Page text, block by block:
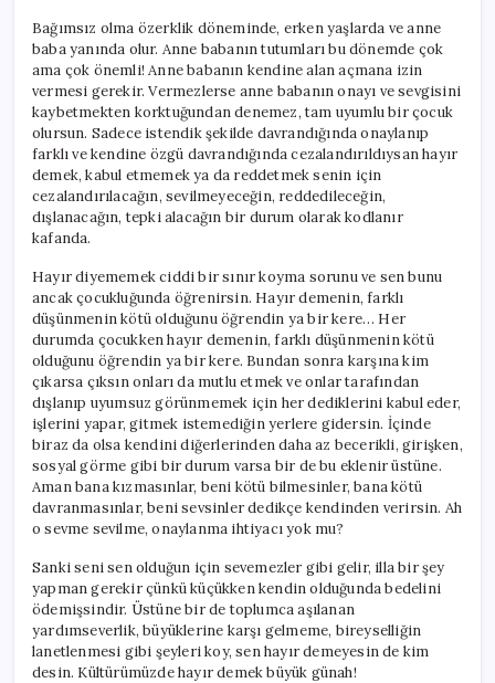
Bağımsız olma özerklik döneminde, erken yaşlarda ve anne
baba yanında olur. Anne babanın tutumları bu dönemde çok
ama çok önemli! Anne babanın kendine alan açmana izin
vermesi gerekir. Vermezlerse anne babanın onayı ve sevgisini
kaybetmekten korktuğundan denemez, tam uyumlu bir çocuk
olursun. Sadece istendik şekilde davrandığında onaylanıp
farklı ve kendine özgü davrandığında cezalandırıldıysan hayır
demek, kabul etmemek ya da reddetmek senin için
cezalandırılacağın, sevilmeyeceğin, reddedileceğin,
dışlanacağın, tepki alacağın bir durum olarak kodlanır
kafanda.
Hayır diyememek ciddi bir sınır koyma sorunu ve sen bunu
ancak çocukluğunda öğrenirsin. Hayır demenin, farklı
düşünmenin kötü olduğunu öğrendin ya bir kere… Her
durumda çocukken hayır demenin, farklı düşünmenin kötü
olduğunu öğrendin ya bir kere. Bundan sonra karşına kim
çıkarsa çıksın onları da mutlu etmek ve onlar tarafından
dışlanıp uyumsuz görünmemek için her dediklerini kabul eder,
işlerini yapar, gitmek istemediğin yerlere gidersin. İçinde
biraz da olsa kendini diğerlerinden daha az becerikli, girişken,
sosyal görme gibi bir durum varsa bir de bu eklenir üstüne.
Aman bana kızmasınlar, beni kötü bilmesinler, bana kötü
davranmasınlar, beni sevsinler dedikçe kendinden verirsin. Ah
o sevme sevilme, onaylanma ihtiyacı yok mu?
Sanki seni sen olduğun için sevemezler gibi gelir, illa bir şey
yapman gerekir çünkü küçükken kendin olduğunda bedelini
ödemişsindir. Üstüne bir de toplumca aşılanan
yardımseverlik, büyüklerine karşı gelmeme, bireyselliğin
lanetlenmesi gibi şeyleri koy, sen hayır demeyesin de kim
desin. Kültürümüzde hayır demek büyük günah!